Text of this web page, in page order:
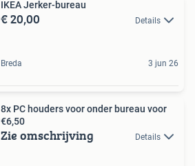
IKEA Jerker-bureau
€ 20,00 Details
Breda 3 jun 26
8x PC houders voor onder bureau voor
€6,50
Zie omschrijving Details